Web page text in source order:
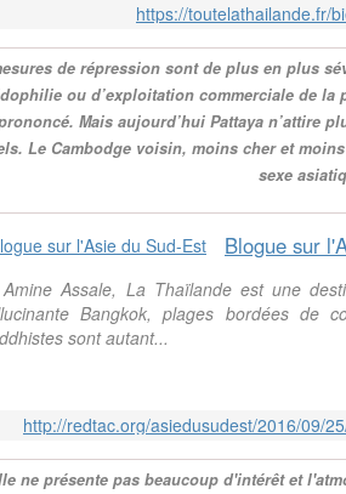
https://toutelathailande.fr/
de répression sont de plus en plus
ou d’exploitation commerciale de la
Mais aujourd’hui Pattaya n’attire
Le Cambodge voisin, moins cher et
sexe
Blogue sur
Assale, La Thaïlande est une
Bangkok, plages bordées de
sont autant...
http://redtac.org/asiedusudest/2016/09/
ne présente pas beaucoup d'intérêt et